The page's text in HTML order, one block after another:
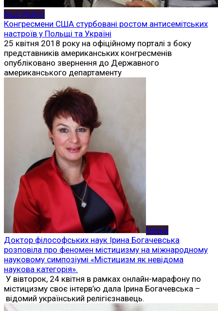
Інші Релігії
Конгресмени США стурбовані ростом антисемітських
настроїв у Польщі та Україні
25 квітня 2018 року на офіційному порталі з боку
представників американських конгресменів
опубліковано звернення до Державного
американського департаменту
Наука
Доктор філософських наук Ірина Богачевська
розповіла про феномен містицизму на міжнародному
науковому симпозіумі «Містицизм як невідома
наукова категорія».
У вівторок, 24 квітня в рамках онлайн-марафону по
містицизму своє інтерв’ю дала Ірина Богачевська –
відомий український релігієзнавець.